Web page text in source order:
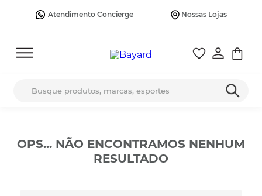
Atendimento Concierge Nossas Lojas
OPS... NÃO ENCONTRAMOS NENHUM
RESULTADO